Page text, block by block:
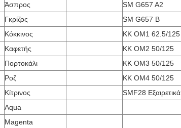
Άσπρος
SM G657 A2
Γκρίζος
SM G657 Β
Κόκκινος
ΚΚ OM1 62.5/125
Καφετής
ΚΚ OM2 50/125
Πορτοκάλι
ΚΚ OM3 50/125
Ροζ
ΚΚ OM4 50/125
Κίτρινος
SMF28 Εξαιρετικά
Aqua
Magenta